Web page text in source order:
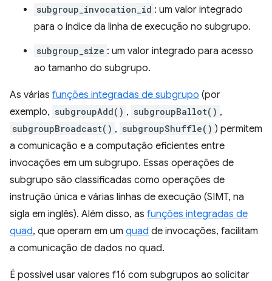
subgroup_invocation_id : um valor integrado
para o índice da linha de execução no subgrupo.
subgroup_size : um valor integrado para acesso
ao tamanho do subgrupo.
As várias funções integradas de subgrupo (por
exemplo, subgroupAdd() , subgroupBallot() ,
subgroupBroadcast() , subgroupShuffle() ) permitem
a comunicação e a computação eficientes entre
invocações em um subgrupo. Essas operações de
subgrupo são classificadas como operações de
instrução única e várias linhas de execução (SIMT, na
sigla em inglês). Além disso, as funções integradas de
quad, que operam em um quad de invocações, facilitam
a comunicação de dados no quad.
É possível usar valores f16 com subgrupos ao solicitar